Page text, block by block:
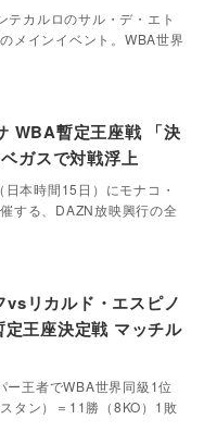
カルロのサル・デ・エト
メインイベント。WBA世界
WBA暫定王座戦 「決
ガスで対戦浮上
本時間15日）にモナコ・
する、DAZN放映興行の全
リカルド・エスピノ
王座決定戦 マッチル
ー王者でWBA世界同級1位
タン）＝11勝（8KO）1敗